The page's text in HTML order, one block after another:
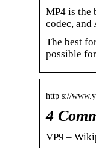
MP4 is the
codec,
The best
possible
http s://
4
VP9 –